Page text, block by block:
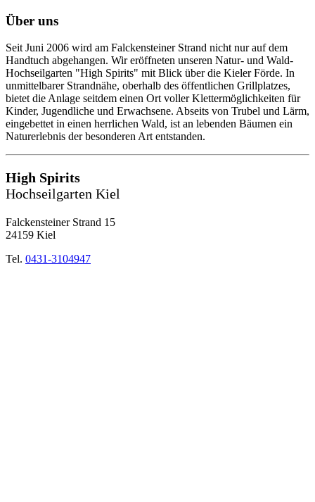
Über uns
Seit Juni 2006 wird am Falckensteiner Strand nicht nur auf dem
Handtuch abgehangen. Wir eröffneten unseren Natur- und Wald-
Hochseilgarten "High Spirits" mit Blick über die Kieler Förde. In
unmittelbarer Strandnähe, oberhalb des öffentlichen Grillplatzes,
bietet die Anlage seitdem einen Ort voller Klettermöglichkeiten für
Kinder, Jugendliche und Erwachsene. Abseits von Trubel und Lärm,
eingebettet in einen herrlichen Wald, ist an lebenden Bäumen ein
Naturerlebnis der besonderen Art entstanden.
High Spirits
Hochseilgarten Kiel
Falckensteiner Strand 15
24159 Kiel
Tel. 0431-3104947